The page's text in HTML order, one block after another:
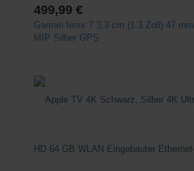
499,99 €
Garmin fenix 7 3,3 cm (1.3 Zoll) 47 mm
MIP Silber GPS